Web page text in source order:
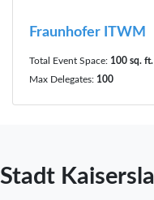
Fraunhofer ITWM
Total Event Space: 100 sq. ft.
Max Delegates: 100
Stadt